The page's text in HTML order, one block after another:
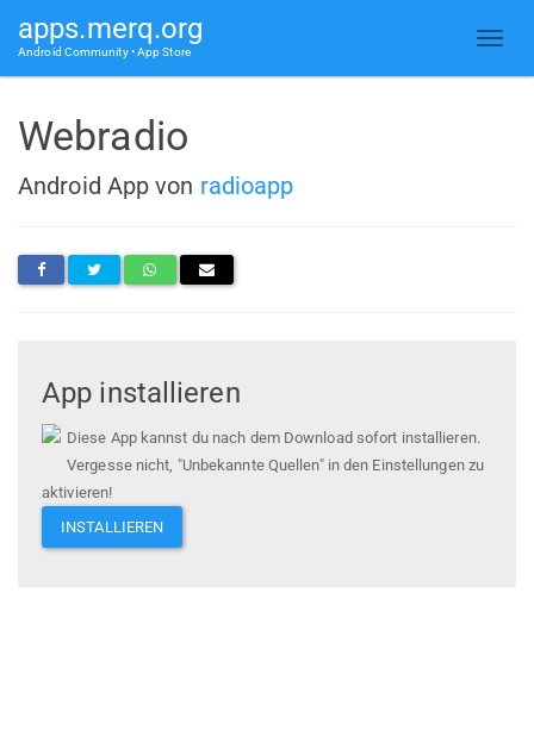
apps.merq.org
Android Community • App Store
Webradio
Android App von radioapp
App installieren
Diese App kannst du nach dem Download sofort installieren.
Vergesse nicht, "Unbekannte Quellen" in den Einstellungen zu
aktivieren!
INSTALLIEREN